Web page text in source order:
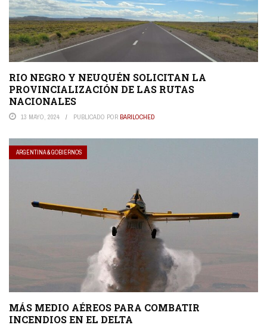
RIO NEGRO Y NEUQUÉN SOLICITAN LA
PROVINCIALIZACIÓN DE LAS RUTAS
NACIONALES
13 MAYO, 2024 PUBLICADO POR BARILOCHED
ARGENTINA & GOBIERNOS
MÁS MEDIO AÉREOS PARA COMBATIR
INCENDIOS EN EL DELTA